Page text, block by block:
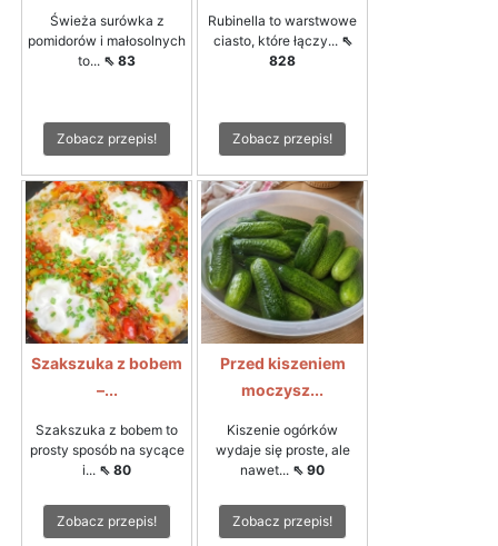
Świeża surówka z
pomidorów i małosolnych
to... ⇖ 83
Zobacz przepis!
Rubinella to warstwowe
ciasto, które łączy... ⇖
828
Zobacz przepis!
Szakszuka z bobem
–...
Szakszuka z bobem to
prosty sposób na sycące
i... ⇖ 80
Zobacz przepis!
Przed kiszeniem
moczysz...
Kiszenie ogórków
wydaje się proste, ale
nawet... ⇖ 90
Zobacz przepis!